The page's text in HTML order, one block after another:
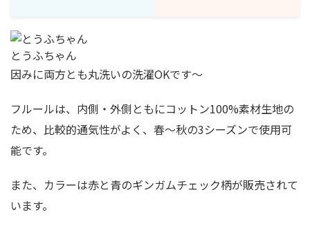
とうふちゃん
因みに両方とも丸洗いの洗濯OKです〜
フルールは、内側・外側ともにコットン100%素材生地の
ため、比較的通気性がよく、春〜秋の3シーズンで使用可
能です。
また、カラーは赤と青のギンガムチェック柄が販売されて
います。